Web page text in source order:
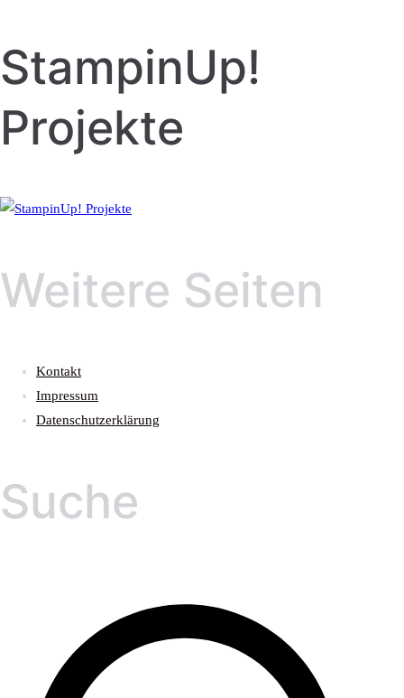
StampinUp!
Projekte
Weitere Seiten
Kontakt
Impressum
Datenschutzerklärung
Suche